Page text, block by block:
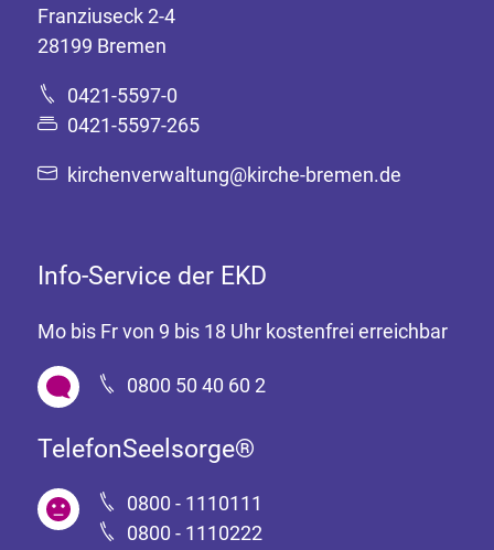
Franziuseck 2-4
28199 Bremen
0421-5597-0
0421-5597-265
kirchenverwaltung@kirche-bremen.de
Info-Service der EKD
Mo bis Fr von 9 bis 18 Uhr kostenfrei erreichbar
0800 50 40 60 2
TelefonSeelsorge®
0800 - 1110111
0800 - 1110222